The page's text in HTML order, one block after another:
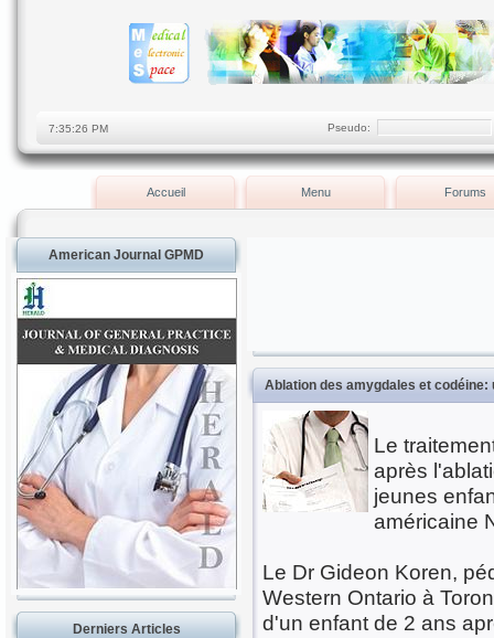
Pseudo:
Accueil Menu Forums
American Journal GPMD
Derniers Articles
Ablation des amygdales et
Le
après
jeunes
américaine
Le Dr Gideon Koren,
Western Ontario à
d'un enfant de 2 ans